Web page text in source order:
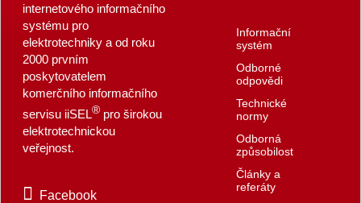
internetového informačního
systému pro
elektrotechniky a od roku
2000 prvním
poskytovatelem
komerčního informačního
servisu iiSEL®pro širokou
elektrotechnickou
veřejnost.
Facebook
Informační
systém
Odborné
odpovědi
Technické
normy
Odborná
způsobilost
Články a
referáty